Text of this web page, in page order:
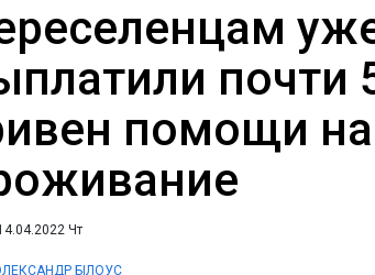
почти
помощи на
Чт
БІЛОУС